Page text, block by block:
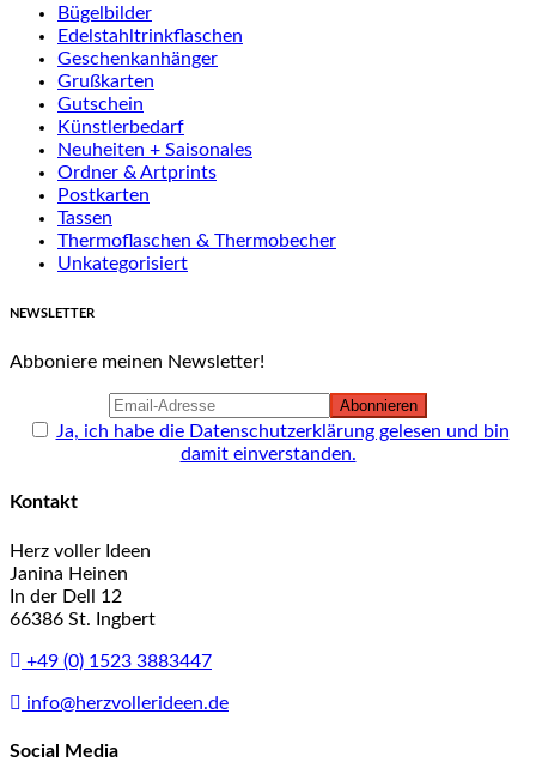
Bügelbilder
Edelstahltrinkflaschen
Geschenkanhänger
Grußkarten
Gutschein
Künstlerbedarf
Neuheiten + Saisonales
Ordner & Artprints
Postkarten
Tassen
Thermoflaschen & Thermobecher
Unkategorisiert
NEWSLETTER
Abboniere meinen Newsletter!
Ja, ich habe die Datenschutzerklärung gelesen und bin
damit einverstanden.
Kontakt
Herz voller Ideen
Janina Heinen
In der Dell 12
66386 St. Ingbert
+49 (0) 1523 3883447
info@herzvollerideen.de
Social Media